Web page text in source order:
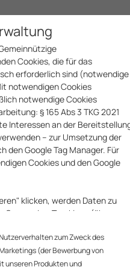
Projekte
Cookies, die für das
erforderlich sind (notwendige
notwendigen Cookies
notwendige Cookies
§ 165 Abs 3 TKG 2021
Interessen an der
– zur Umsetzung der
den Google Tag Manager. Für
Cookies und den Google
klicken, werden Daten zu
Trackings (über
Besucher zu uns?), der
des Website-
(Bewerbung von Kunden und
Produkten und
zum Zweck des
(der Bewerbung von
unseren Produkten und